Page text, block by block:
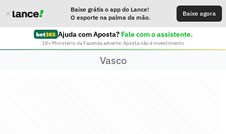
Baixe grátis o app do Lance!
O esporte na palma da mão.
Baixe agora
Ajuda com Aposta? Fale com o assistente.
18+ Ministério da Fazenda adverte: Aposta não é investimento
Vasco